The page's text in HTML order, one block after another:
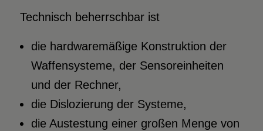
Technisch beherrschbar ist
die hardwaremäßige Konstruktion der
Waffensysteme, der Sensoreinheiten
und der Rechner,
die Dislozierung der Systeme,
die Austestung einer großen Menge von